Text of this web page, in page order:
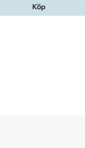
Köp